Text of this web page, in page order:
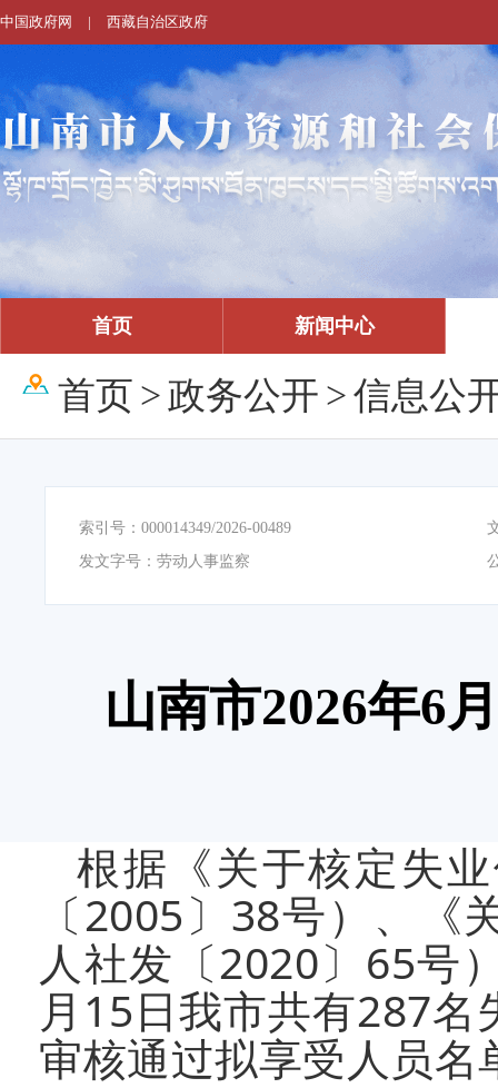
中国政府网 | 西藏自治区政府
首页 新闻中心
首页 > 政务公开 >信息公
索引号： 000014349/2026-00489
发文字号： 劳动人事监察
山南市2026年6
根据《关于核定失
〔2005〕38号）、
人社发〔2020〕65号
月15日我市共有287
审核通过拟享受人员